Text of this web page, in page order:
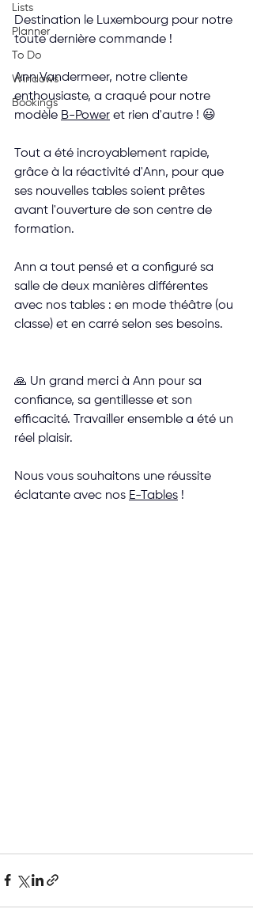
Lists
Planner
To Do
Windows
Bookings
Destination le Luxembourg pour notre
toute dernière commande !
Ann Vandermeer, notre cliente
enthousiaste, a craqué pour notre
modèle B-Power et rien d'autre ! 😃
Tout a été incroyablement rapide,
grâce à la réactivité d'Ann, pour que
ses nouvelles tables soient prêtes
avant l'ouverture de son centre de
formation.
Ann a tout pensé et a configuré sa
salle de deux manières différentes
avec nos tables : en mode théâtre (ou
classe) et en carré selon ses besoins.
🙏 Un grand merci à Ann pour sa
confiance, sa gentillesse et son
efficacité. Travailler ensemble a été un
réel plaisir.
Nous vous souhaitons une réussite
éclatante avec nos E-Tables !